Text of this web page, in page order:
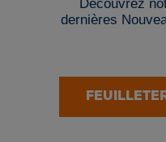
Découvrez
dernières